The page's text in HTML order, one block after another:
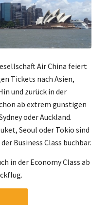
Air China feiert
Tickets nach Asien,
und zurück in der
ab extrem günstigen
oder Auckland.
Seoul oder Tokio sind
Business Class buchbar.
in der Economy Class ab